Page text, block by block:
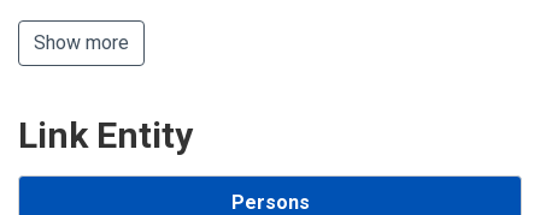
Show more
Link Entity
Persons